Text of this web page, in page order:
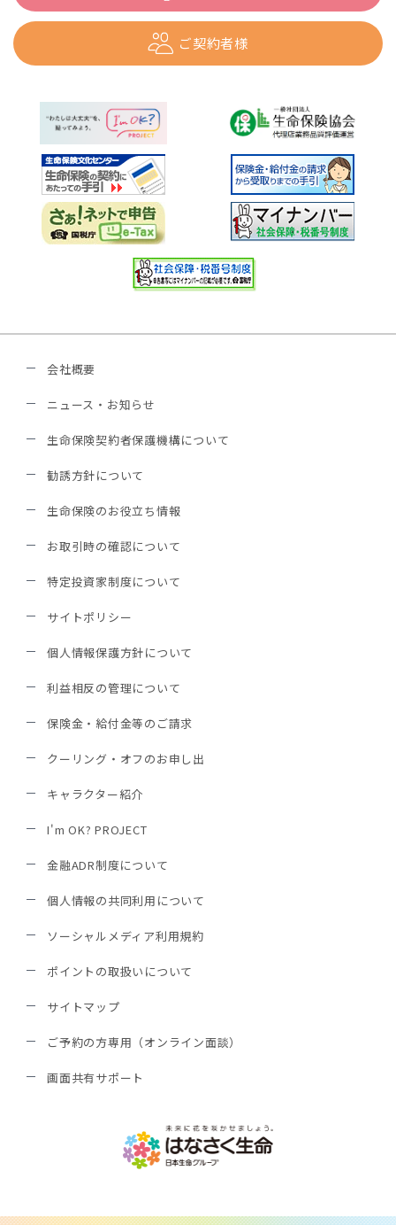
ご契約者様
会社概要
ニュース・お知らせ
生命保険契約者保護機構について
勧誘方針について
生命保険のお役立ち情報
お取引時の確認について
特定投資家制度について
サイトポリシー
個人情報保護方針について
利益相反の管理について
保険金・給付金等のご請求
クーリング・オフのお申し出
キャラクター紹介
I'm OK? PROJECT
金融ADR制度について
個人情報の共同利用について
ソーシャルメディア利用規約
ポイントの取扱いについて
サイトマップ
ご予約の方専用（オンライン面談）
画面共有サポート